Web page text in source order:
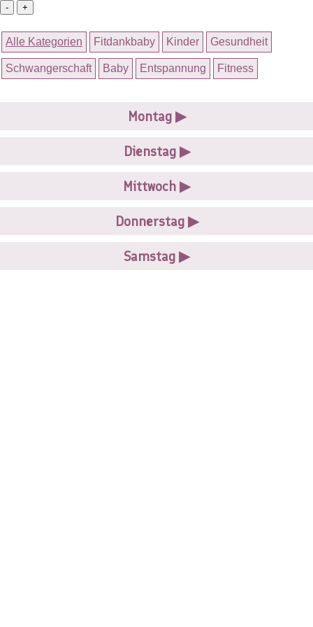
- +
Alle Kategorien Fitdankbaby Kinder Gesundheit
Schwangerschaft Baby Entspannung Fitness
Montag ▶
Dienstag ▶
Mittwoch ▶
Donnerstag ▶
Samstag ▶